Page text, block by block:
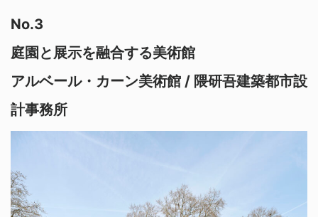
No.3
庭園と展示を融合する美術館
アルベール・カーン美術館 / 隈研吾建築都市設
計事務所